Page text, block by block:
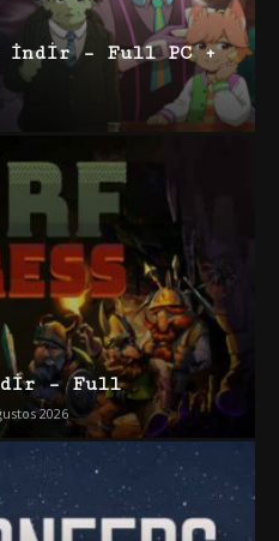
İndir – Full PC +
– Full
2026